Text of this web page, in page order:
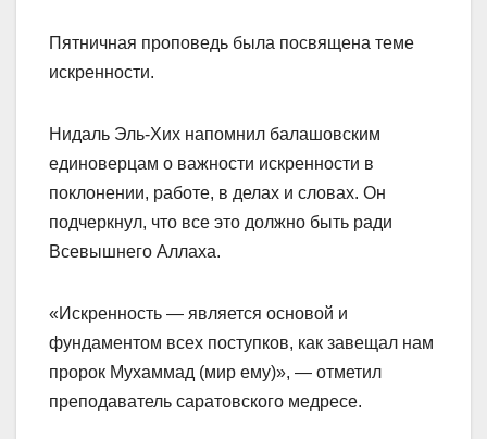
Пятничная проповедь была посвящена теме
искренности.
Нидаль Эль-Хих напомнил балашовским
единоверцам о важности искренности в
поклонении, работе, в делах и словах. Он
подчеркнул, что все это должно быть ради
Всевышнего Аллаха.
«Искренность — является основой и
фундаментом всех поступков, как завещал нам
пророк Мухаммад (мир ему)», — отметил
преподаватель саратовского медресе.